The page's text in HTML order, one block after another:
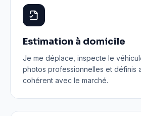
Estimation à domicile
Je me déplace, inspecte le
photos professionnelles et définis
cohérent avec le marché.